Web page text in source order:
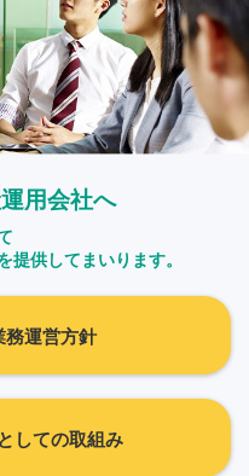
用会社へ
提供してまいります。
務運営方針
しての取組み